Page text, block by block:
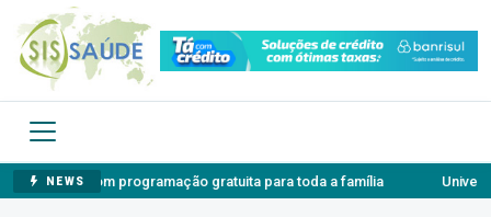
NEWSgratuita para toda a família Universidade Feevale terá